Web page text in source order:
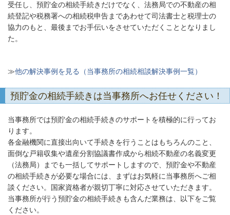
受任し、預貯金の相続手続きだけでなく、法務局での不動産の相
続登記や税務署への相続税申告まであわせて司法書士と税理士の
協力のもと、最後までお手伝いをさせていただくこととなりまし
た。
≫他の解決事例を見る（当事務所の相続相談解決事例一覧）
預貯金の相続手続きは当事務所へお任せください！
当事務所では預貯金の相続手続きのサポートを積極的に行ってお
ります。
各金融機関に直接出向いて手続きを行うことはもちろんのこと、
面倒な戸籍収集や遺産分割協議書作成から相続不動産の名義変更
（法務局）までも一括してサポートしますので、預貯金や不動産
の相続手続きが必要な場合には、まずはお気軽に当事務所へご相
談ください。国家資格者が親切丁寧に対応させていただきます。
当事務所が行う預貯金の相続手続きも含んだ業務は、以下をご覧
ください。